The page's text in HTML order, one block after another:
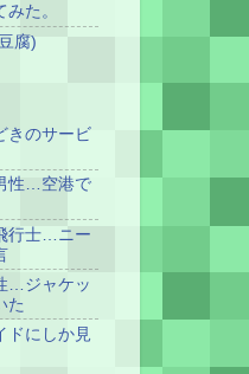
た。
腐)
きのサービ
性…空港で
行士…ニー
…ジャケッ
た
ドにしか見